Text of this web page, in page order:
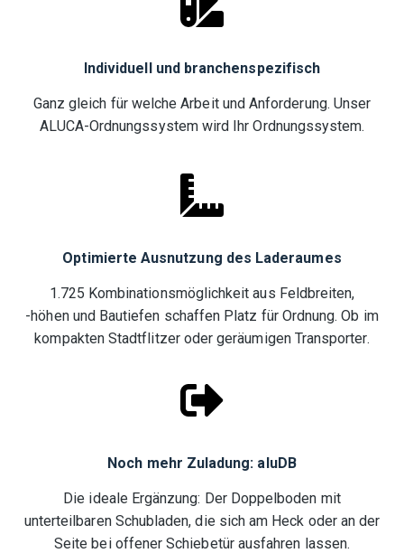
Individuell und branchenspezifisch
Ganz gleich für welche Arbeit und Anforderung. Unser
ALUCA-Ordnungssystem wird Ihr Ordnungssystem.
Optimierte Ausnutzung des Laderaumes
1.725 Kombinationsmöglichkeit aus Feldbreiten,
-höhen und Bautiefen schaffen Platz für Ordnung. Ob im
kompakten Stadtflitzer oder geräumigen Transporter.
Noch mehr Zuladung: aluDB
Die ideale Ergänzung: Der Doppelboden mit
unterteilbaren Schubladen, die sich am Heck oder an der
Seite bei offener Schiebetür ausfahren lassen.